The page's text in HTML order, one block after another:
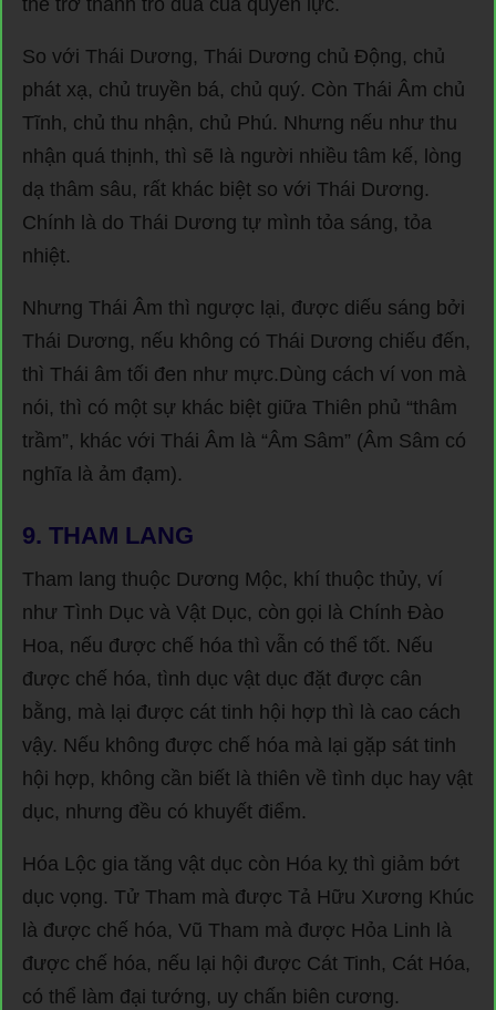
thể trở thành trò đùa của quyền lực.
So với Thái Dương, Thái Dương chủ Động, chủ
phát xạ, chủ truyền bá, chủ quý. Còn Thái Âm chủ
Tĩnh, chủ thu nhận, chủ Phú. Nhưng nếu như thu
nhận quá thịnh, thì sẽ là người nhiều tâm kế, lòng
dạ thâm sâu, rất khác biệt so với Thái Dương.
Chính là do Thái Dương tự mình tỏa sáng, tỏa
nhiệt.
Nhưng Thái Âm thì ngược lại, được diếu sáng bởi
Thái Dương, nếu không có Thái Dương chiếu đến,
thì Thái âm tối đen như mực.Dùng cách ví von mà
nói, thì có một sự khác biệt giữa Thiên phủ “thâm
trầm”, khác với Thái Âm là “Âm Sâm” (Âm Sâm có
nghĩa là ảm đạm).
9. THAM LANG
Tham lang thuộc Dương Mộc, khí thuộc thủy, ví
như Tình Dục và Vật Dục, còn gọi là Chính Đào
Hoa, nếu được chế hóa thì vẫn có thể tốt. Nếu
được chế hóa, tình dục vật dục đặt được cân
bằng, mà lại được cát tinh hội hợp thì là cao cách
vậy. Nếu không được chế hóa mà lại gặp sát tinh
hội hợp, không cần biết là thiên về tình dục hay vật
dục, nhưng đều có khuyết điểm.
Hóa Lộc gia tăng vật dục còn Hóa kỵ thì giảm bớt
dục vọng. Tử Tham mà được Tả Hữu Xương Khúc
là được chế hóa, Vũ Tham mà được Hỏa Linh là
được chế hóa, nếu lại hội được Cát Tinh, Cát Hóa,
có thể làm đại tướng, uy chấn biên cương.